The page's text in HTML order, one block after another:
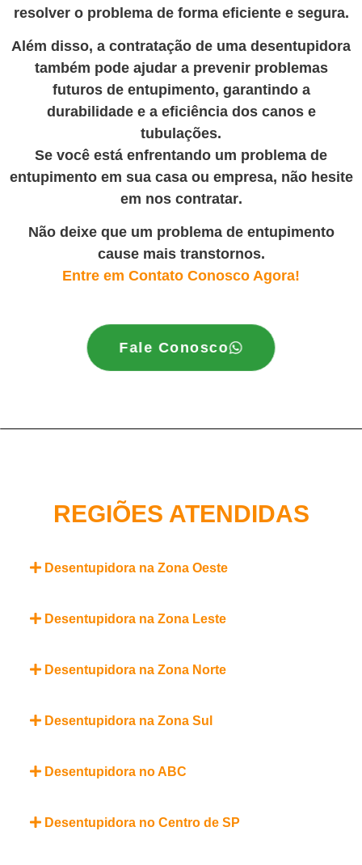
resolver o problema de forma eficiente e segura.
Além disso, a contratação de uma desentupidora
também pode ajudar a prevenir problemas
futuros de entupimento, garantindo a
durabilidade e a eficiência dos canos e
tubulações.
Se você está enfrentando um problema de
entupimento em sua casa ou empresa, não hesite
em nos contratar.
Não deixe que um problema de entupimento
cause mais transtornos.
Entre em Contato Conosco Agora!
Fale Conosco
REGIÕES ATENDIDAS
Desentupidora na Zona Oeste
Desentupidora na Zona Leste
Desentupidora na Zona Norte
Desentupidora na Zona Sul
Desentupidora no ABC
Desentupidora no Centro de SP